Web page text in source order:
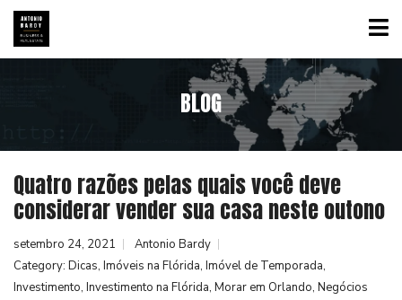
BLOG
Quatro razões pelas quais você deve
considerar vender sua casa neste outono
setembro 24, 2021
Antonio Bardy
Category: Dicas, Imóveis na Flórida, Imóvel de Temporada,
Investimento, Investimento na Flórida, Morar em Orlando, Negócios